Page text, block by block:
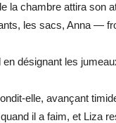
la chambre attira son
les sacs, Anna —
désignant les
elle, avançant
il a faim, et Liza